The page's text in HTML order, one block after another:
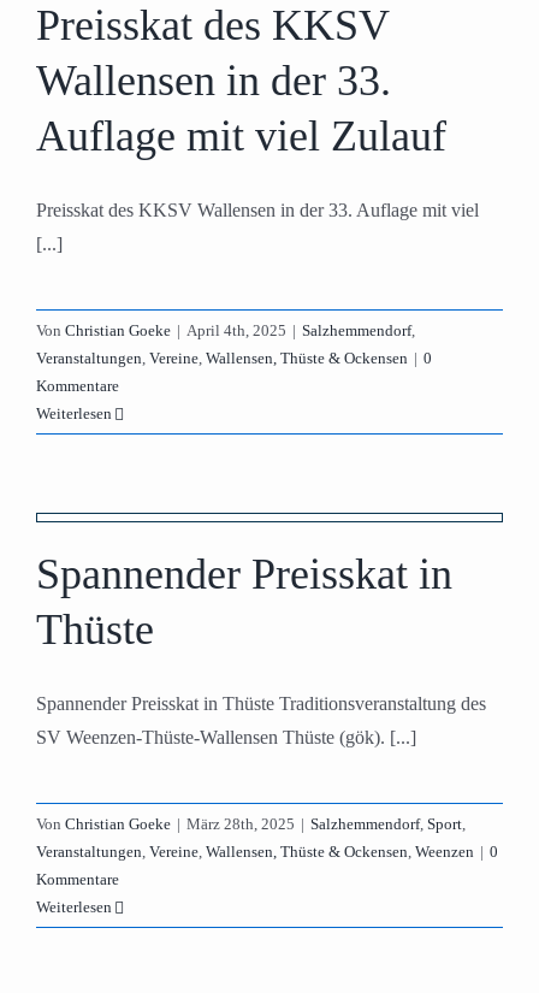
Preisskat des KKSV
Wallensen in der 33.
Auflage mit viel Zulauf
Preisskat des KKSV Wallensen in der 33. Auflage mit viel
[...]
Von Christian Goeke | April 4th, 2025 | Salzhemmendorf,
Veranstaltungen, Vereine, Wallensen, Thüste & Ockensen | 0
Kommentare
Weiterlesen
Spannender Preisskat in
Thüste
Spannender Preisskat in Thüste Traditionsveranstaltung des
SV Weenzen-Thüste-Wallensen Thüste (gök). [...]
Von Christian Goeke | März 28th, 2025 | Salzhemmendorf, Sport,
Veranstaltungen, Vereine, Wallensen, Thüste & Ockensen, Weenzen | 0
Kommentare
Weiterlesen